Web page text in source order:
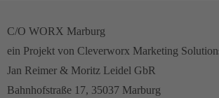
C/O WORX Marburg
ein Projekt von Cleverworx Marketing
Jan Reimer & Moritz Leidel GbR
Bahnhofstraße 17, 35037 Marburg